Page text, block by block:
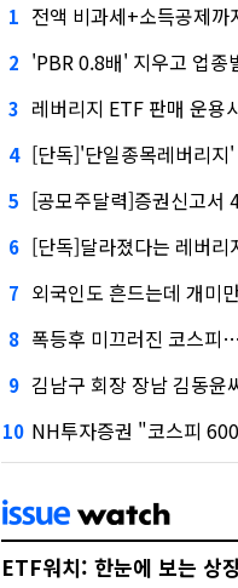
1 전액 비과세+소득공제까
2 'PBR 0.8배' 지우고 업종별 판단....정부가
3 레버리지 ETF 판매 운용사들 "상품성 낮춰
4 [단독]'단일종목레버리지' 삼성운용 승자
5 [공모주달력]증권신고서 4번 고친
6 [단독]달라졌다는 레버리지 의무교
7 외국인도 흔드는데 개미만 잡던 당국
8 폭등후 미끄러진 코스피…사실
9 김남구 회장 장남 김동윤씨, 입사 7년
10 NH투자증권 "코스피 6000선이 바닥…
ETF워치: 한눈에 보는 상